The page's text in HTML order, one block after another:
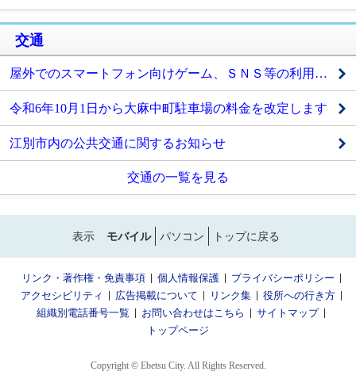
交通
屋外でのスマートフォン向けゲーム、ＳＮＳ等の利用について
令和6年10月1日から大麻中町駐車場の料金を改定します
江別市内の公共交通に関するお知らせ
交通の一覧を見る
表示 モバイル パソコン トップに戻る
リンク・著作権・免責事項 個人情報保護
プライバシーポリシー
アクセシビリティ
広告掲載について リンク集
役所への行き方
組織別電話番号一覧
お問い合わせはこちら
サイトマップ
トップページ
Copyright © Ebetsu City. All Rights Reserved.